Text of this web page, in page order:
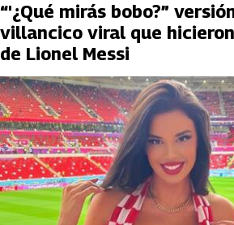
“'¿Qué mirás bobo?”
villancico viral que
de Lionel Messi